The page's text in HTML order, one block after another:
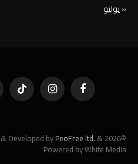
« يوليو
فيسبوك الانستغرامتيكتوك
©2026 BusinessNewsEg. Designed & Developed by
PeoFree ltd. &
Powered by White Media